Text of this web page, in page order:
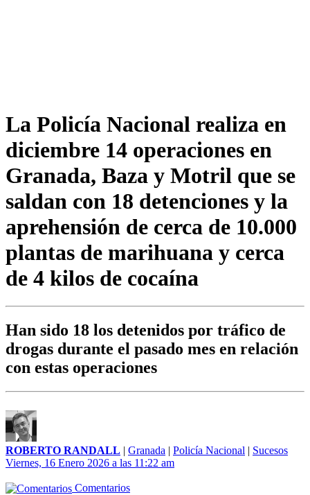
La Policía Nacional realiza en
diciembre 14 operaciones en
Granada, Baza y Motril que se
saldan con 18 detenciones y la
aprehensión de cerca de 10.000
plantas de marihuana y cerca
de 4 kilos de cocaína
Han sido 18 los detenidos por tráfico de
drogas durante el pasado mes en relación
con estas operaciones
ROBERTO RANDALL | Granada | Policía Nacional | Sucesos
Viernes, 16 Enero 2026 a las 11:22 am
Comentarios